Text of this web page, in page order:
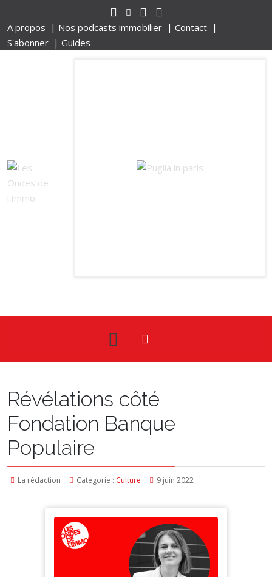
A propos | Nos podcasts immobilier | Contact |
S'abonner | Guides
Révélations côté
Fondation Banque
Populaire
La rédaction Catégorie : Culture 9 juin 2022